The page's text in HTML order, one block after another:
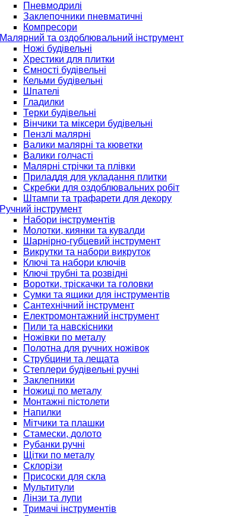
Пневмодрилі
Заклепочники пневматичні
Компресори
Малярний та оздоблювальний інструмент
Ножі будівельні
Хрестики для плитки
Ємності будівельні
Кельми будівельні
Шпателі
Гладилки
Терки будівельні
Вінчики та міксери будівельні
Пензлі малярні
Валики малярні та кюветки
Валики голчасті
Малярні стрічки та плівки
Приладдя для укладання плитки
Скребки для оздоблювальних робіт
Штампи та трафарети для декору
Ручний інструмент
Набори інструментів
Молотки, киянки та кувалди
Шарнірно-губцевий інструмент
Викрутки та набори викруток
Ключі та набори ключів
Ключі трубні та розвідні
Воротки, тріскачки та головки
Сумки та ящики для інструментів
Сантехнічний інструмент
Електромонтажний інструмент
Пили та навскісники
Ножівки по металу
Полотна для ручних ножівок
Струбцини та лещата
Степлери будівельні ручні
Заклепники
Ножиці по металу
Монтажні пістолети
Напилки
Мітчики та плашки
Стамески, долото
Рубанки ручні
Щітки по металу
Склорізи
Присоски для скла
Мультитули
Лінзи та лупи
Тримачі інструментів